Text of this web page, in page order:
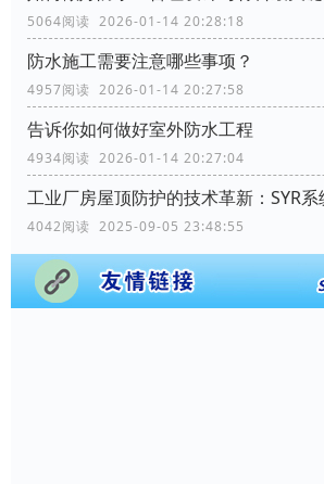
5064阅读 2026-01-14 20:28:18
防水施工需要注意哪些事项？
4957阅读 2026-01-14 20:27:58
告诉你如何做好室外防水工程
4934阅读 2026-01-14 20:27:04
4042阅读 2025-09-05 23:48:55